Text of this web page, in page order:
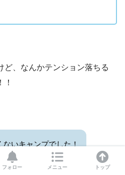
ど、なんかテンション落ちる
ないキャンプでした！
フォロー メニュー トップ